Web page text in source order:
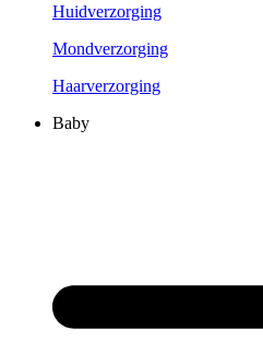
Huidverzorging
Mondverzorging
Haarverzorging
Baby